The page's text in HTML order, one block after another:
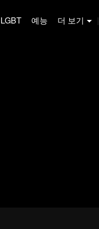
LGBT 예능 더 보기 |